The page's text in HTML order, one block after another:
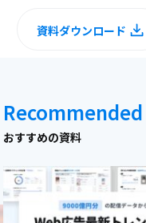
資料ダウンロード
Recommended
おすすめの資料